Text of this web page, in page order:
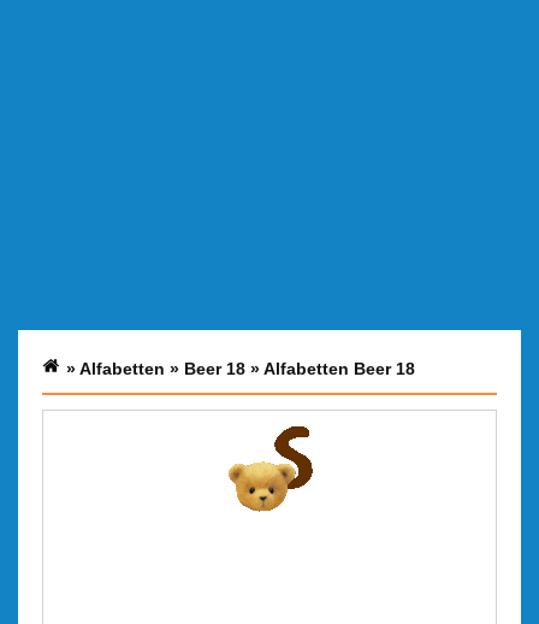
»Alfabetten » Beer 18 »Alfabetten Beer 18